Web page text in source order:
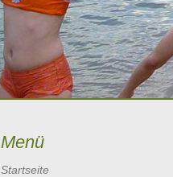
Menü
Startseite